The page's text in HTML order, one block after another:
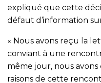
expliqué que cette
défaut d’information
« Nous avons reçu la
conviant à une
même jour, nous
raisons de cette